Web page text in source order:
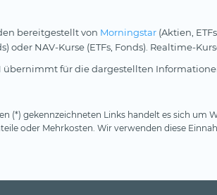
bereitgestellt von Morningstar (Aktien,
oder NAV-Kurse (ETFs, Fonds). Realtime-
übernimmt für die dargestellten
(*) gekennzeichneten Links handelt es sich um
oder Mehrkosten. Wir verwenden diese